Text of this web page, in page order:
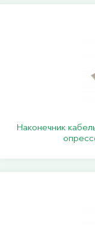
Наконечник